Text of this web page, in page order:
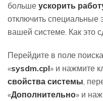
больше ускорить
отключить
вашей системе. Как это
Перейдите в поле
«sysdm.cpl» и нажмите
свойства системы,
«Дополнительно» и